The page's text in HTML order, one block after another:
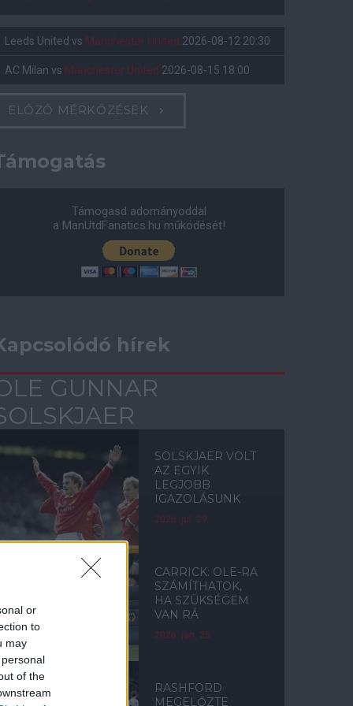
or
to
may
of the
Leeds United vs Manchester United 2026-08-12 20:30
AC Milan vs Manchester United 2026-08-15 18:00
ELŐZŐ MÉRKŐZÉSEK
Támogasd adományoddal
a ManUtdFanatics.hu működését!
hírek
GUNNAR
SOLSKJAER VOLT
AZ EGYIK
LEGJOBB
IGAZOLÁSUNK
2026. júl. 29.
CARRICK: OLE-RA
SZÁMÍTHATOK,
HA SZÜKSÉGEM
VAN RÁ
2026. jan. 25.
RASHFORD
MEGELŐZTE